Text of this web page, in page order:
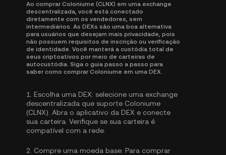
Ao comprar Coloniume (CLNX) em uma exchange
descentralizada, você está conectado
diretamente com os vendedores, sem
intermediários. As DEXs são uma boa alternativa
para usuários que desejam mais privacidade, pois
não possuem requisitos de inscrição ou verificação
de identidade. Você manterá a custódia total de
seus criptoativos por meio de carteiras de
autocustódia. Siga o guia passo a passo para
saber como comprar Coloniume em uma DEX.
1. Escolha uma DEX: selecione uma exchange
descentralizada que suporte Coloniume
(CLNX). Abra o aplicativo da DEX e conecte
sua carteira. Verifique se sua carteira é
compatível com a rede.
2. Compre uma moeda base: Para comprar